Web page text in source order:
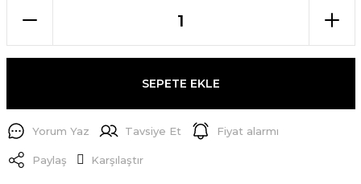
SEPETE EKLE
Yorum Yaz Tavsiye Et Fiyat alarmı
Paylaş Karşılaştır